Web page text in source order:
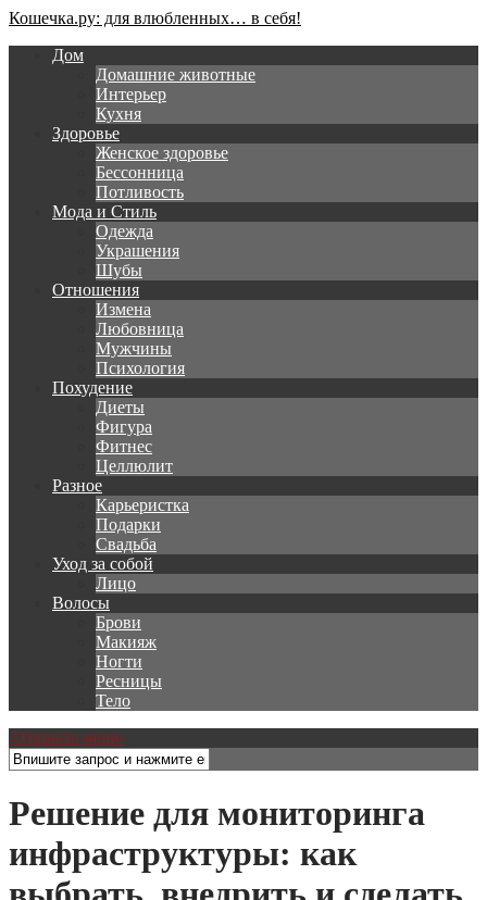
Кошечка.ру: для влюбленных… в себя!
Дом
Домашние животные
Интерьер
Кухня
Здоровье
Женское здоровье
Бессонница
Потливость
Мода и Стиль
Одежда
Украшения
Шубы
Отношения
Измена
Любовница
Мужчины
Психология
Похудение
Диеты
Фигура
Фитнес
Целлюлит
Разное
Карьеристка
Подарки
Свадьба
Уход за собой
Лицо
Волосы
Брови
Макияж
Ногти
Ресницы
Тело
Открыть меню
Решение для мониторинга
инфраструктуры: как